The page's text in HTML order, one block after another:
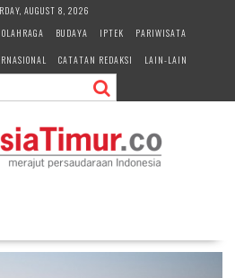
AUGUST 8, 2026
OLAHRAGA BUDAYA IPTEK
PARIWISATA
CATATAN REDAKSI LAIN-LAIN